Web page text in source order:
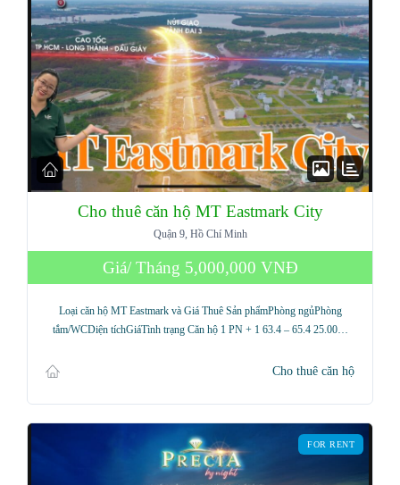
Cho thuê căn hộ MT Eastmark City
Quận 9, Hồ Chí Minh
Giá/ Tháng 5,000,000 VNĐ
Loại căn hộ MT Eastmark và Giá Thuê Sản phẩmPhòng ngủPhòng
tắm/WCDiện tíchGiáTình trạng Căn hộ 1 PN + 1 63.4 – 65.4 25.00…
Cho thuê căn hộ
FOR RENT